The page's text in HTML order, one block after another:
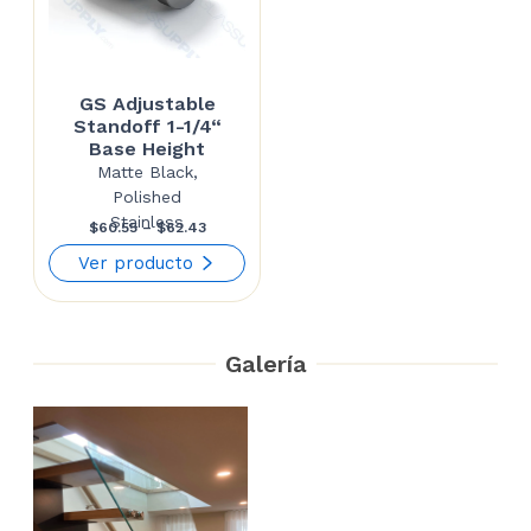
GS Adjustable
Standoff 1-1/4“
Base Height
Matte Black,
Polished
Stainless
$60.55 – $62.43Price
range:
$60.55
$62.43
Ver producto
Galería